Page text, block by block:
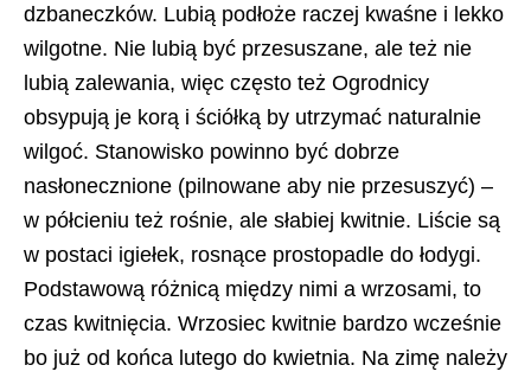
dzbaneczków. Lubią podłoże raczej kwaśne i lekko
wilgotne. Nie lubią być przesuszane, ale też nie
lubią zalewania, więc często też Ogrodnicy
obsypują je korą i ściółką by utrzymać naturalnie
wilgoć. Stanowisko powinno być dobrze
nasłonecznione (pilnowane aby nie przesuszyć) –
w półcieniu też rośnie, ale słabiej kwitnie. Liście są
w postaci igiełek, rosnące prostopadle do łodygi.
Podstawową różnicą między nimi a wrzosami, to
czas kwitnięcia. Wrzosiec kwitnie bardzo wcześnie
bo już od końca lutego do kwietnia. Na zimę należy